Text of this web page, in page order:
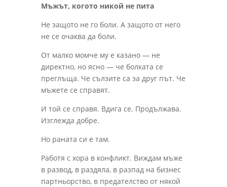
Мъжът, когото никой не пита
Не защото не го боли. А защото от него
не се очаква да боли.
От малко момче му е казано — не
директно, но ясно — че болката се
преглъща. Че сълзите са за друг път. Че
мъжете се справят.
И той се справя. Вдига се. Продължава.
Изглежда добре.
Но раната си е там.
Работя с хора в конфликт. Виждам мъже
в развод, в раздяла, в разпад на бизнес
партньорство, в предателство от някой